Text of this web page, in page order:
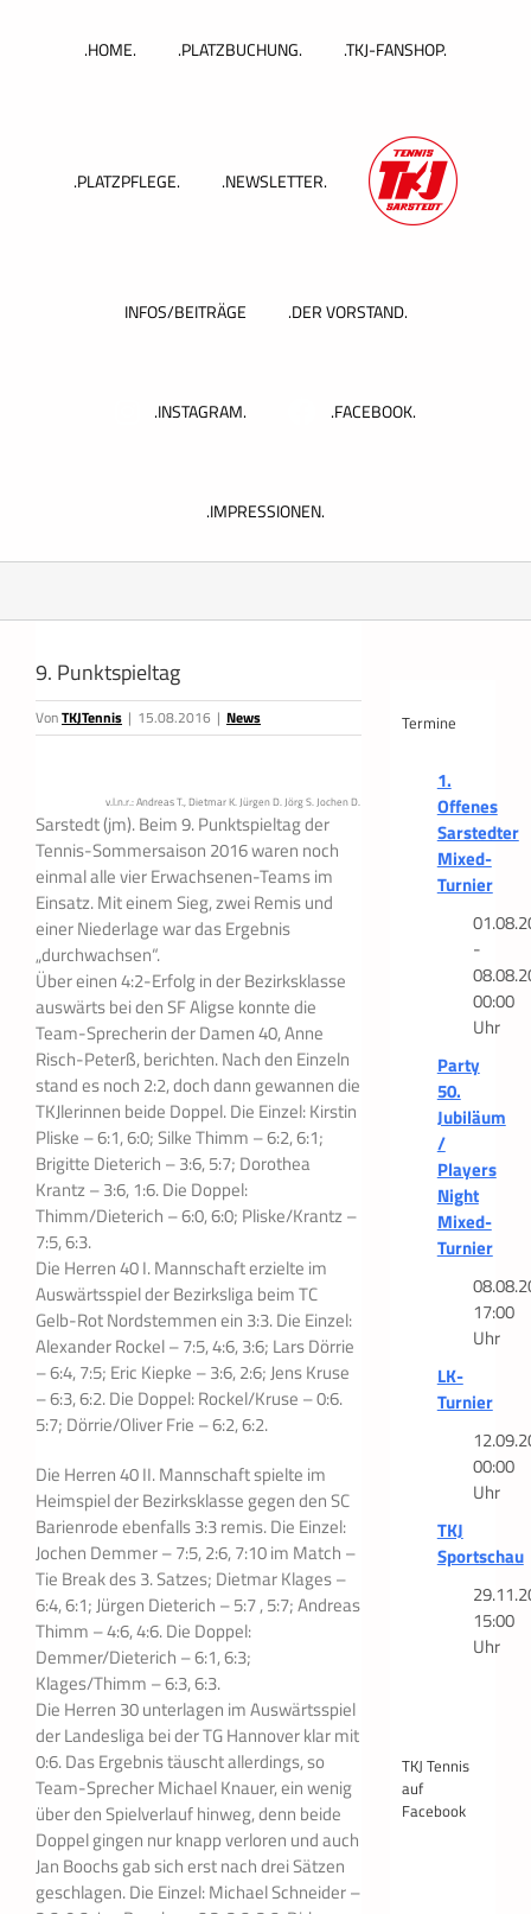
.HOME. .PLATZBUCHUNG. .TKJ-FANSHOP.
.PLATZPFLEGE. .NEWSLETTER.
INFOS/BEITRÄGE .DER VORSTAND.
.INSTAGRAM. .FACEBOOK.
.IMPRESSIONEN.
grösseres
Bild
9. Punktspieltag
VonTKJTennis | 15.08.2016 | News
v.l.n.r.: Andreas T., Dietmar K. Jürgen D. Jörg S. Jochen D.
Sarstedt (jm). Beim 9. Punktspieltag der
Tennis-Sommersaison 2016 waren noch
einmal alle vier Erwachsenen-Teams im
Einsatz. Mit einem Sieg, zwei Remis und
einer Niederlage war das Ergebnis
„durchwachsen“.
Über einen 4:2-Erfolg in der Bezirksklasse
auswärts bei den SF Aligse konnte die
Team-Sprecherin der Damen 40, Anne
Risch-Peterß, berichten. Nach den Einzeln
stand es noch 2:2, doch dann gewannen die
TKJlerinnen beide Doppel. Die Einzel: Kirstin
Pliske – 6:1, 6:0; Silke Thimm – 6:2, 6:1;
Brigitte Dieterich – 3:6, 5:7; Dorothea
Krantz – 3:6, 1:6. Die Doppel:
Thimm/Dieterich – 6:0, 6:0; Pliske/Krantz –
7:5, 6:3.
Die Herren 40 I. Mannschaft erzielte im
Auswärtsspiel der Bezirksliga beim TC
Gelb-Rot Nordstemmen ein 3:3. Die Einzel:
Alexander Rockel – 7:5, 4:6, 3:6; Lars Dörrie
– 6:4, 7:5; Eric Kiepke – 3:6, 2:6; Jens Kruse
– 6:3, 6:2. Die Doppel: Rockel/Kruse – 0:6.
5:7; Dörrie/Oliver Frie – 6:2, 6:2.
Die Herren 40 II. Mannschaft spielte im
Heimspiel der Bezirksklasse gegen den SC
Barienrode ebenfalls 3:3 remis. Die Einzel:
Jochen Demmer – 7:5, 2:6, 7:10 im Match –
Tie Break des 3. Satzes; Dietmar Klages –
6:4, 6:1; Jürgen Dieterich – 5:7 , 5:7; Andreas
Thimm – 4:6, 4:6. Die Doppel:
Demmer/Dieterich – 6:1, 6:3;
Klages/Thimm – 6:3, 6:3.
Die Herren 30 unterlagen im Auswärtsspiel
der Landesliga bei der TG Hannover klar mit
0:6. Das Ergebnis täuscht allerdings, so
Team-Sprecher Michael Knauer, ein wenig
über den Spielverlauf hinweg, denn beide
Doppel gingen nur knapp verloren und auch
Jan Boochs gab sich erst nach drei Sätzen
geschlagen. Die Einzel: Michael Schneider –
Termine
1.
Offenes
Sarstedter
Mixed-
Turnier
-
00:00
Uhr
Party
50.
Jubiläum
/
Players
Night
Mixed-
Turnier
17:00
Uhr
LK-
Turnier
00:00
Uhr
TKJ
Sportschau
15:00
Uhr
TKJ Tennis
auf
Facebook